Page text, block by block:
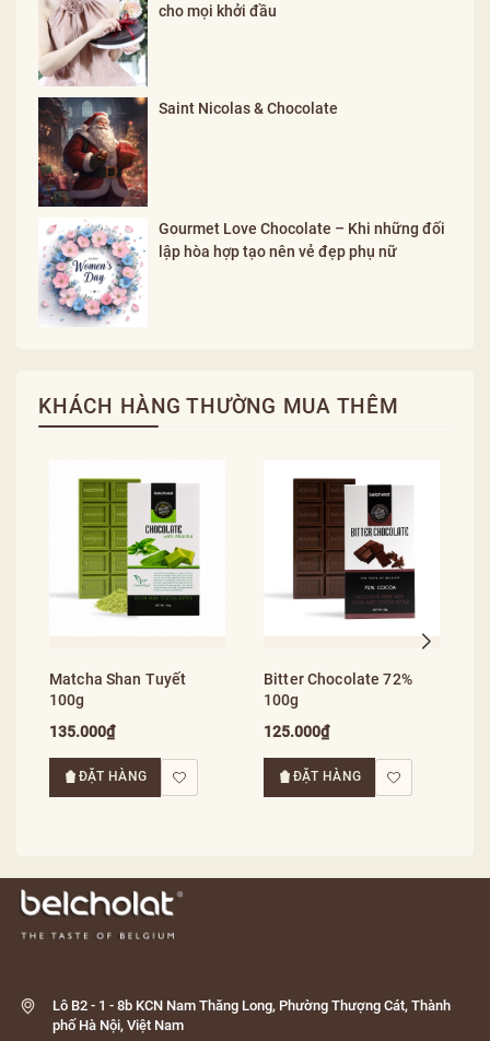
cho mọi khởi đầu
Saint Nicolas & Chocolate
Gourmet Love Chocolate – Khi những đối
lập hòa hợp tạo nên vẻ đẹp phụ nữ
KHÁCH HÀNG THƯỜNG MUA THÊM
Matcha Shan Tuyết
100g
135.000₫
ĐẶT HÀNG
Bitter Chocolate 72%
100g
125.000₫
ĐẶT HÀNG
Lô B2 - 1 - 8b KCN Nam Thăng Long, Phường Thượng Cát, Thành
phố Hà Nội, Việt Nam